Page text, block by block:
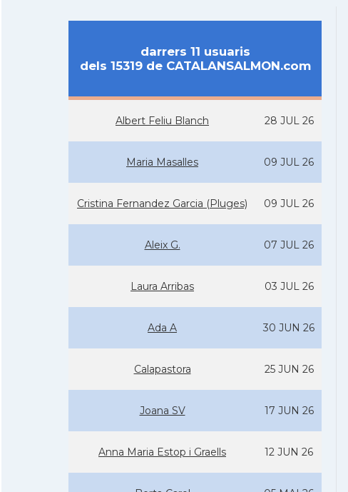
darrers 11 usuaris
dels 15319 de CATALANSALMON.com
Albert Feliu Blanch 28 JUL 26
Maria Masalles 09 JUL 26
Cristina Fernandez Garcia (Pluges) 09 JUL 26
Aleix G. 07 JUL 26
Laura Arribas 03 JUL 26
Ada A 30 JUN 26
Calapastora 25 JUN 26
Joana SV 17 JUN 26
Anna Maria Estop i Graells 12 JUN 26